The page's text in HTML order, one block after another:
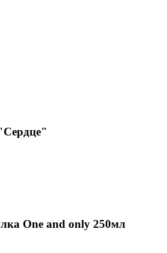
One and only 250мл